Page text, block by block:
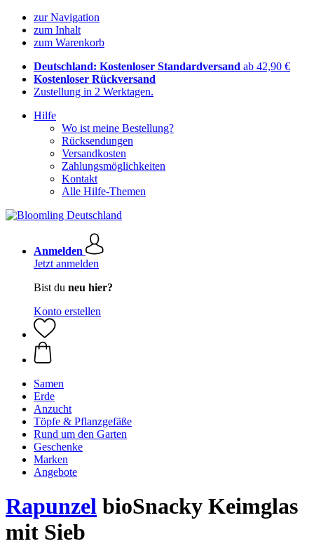
zur Navigation
zum Inhalt
zum Warenkorb
Deutschland: Kostenloser Standardversand ab 42,90 €
Kostenloser Rückversand
Zustellung in 2 Werktagen.
Hilfe
Wo ist meine Bestellung?
Rücksendungen
Versandkosten
Zahlungsmöglichkeiten
Kontakt
Alle Hilfe-Themen
Anmelden
Jetzt anmelden
Bist du neu hier?
Konto erstellen
Samen
Erde
Anzucht
Töpfe & Pflanzgefäße
Rund um den Garten
Geschenke
Marken
Angebote
Rapunzel bioSnacky Keimglas
mit Sieb